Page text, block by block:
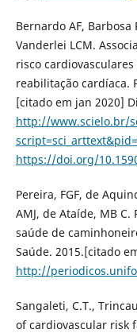
Bernardo AF, Barbosa
Vanderlei LCM.
risco
reabilitação cardíaca.
[citado em jan 2020]
http://www.scielo.br/
https://doi.org/
Pereira, FGF, de
AMJ, de Ataíde, MB
saúde de
Saúde. 2015.[citado
http://
Sangaleti, C.T.,
of cardiovascular risk